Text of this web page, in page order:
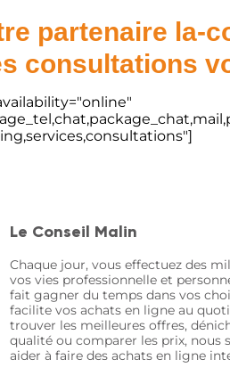
partenaire la-
consultations
Le Conseil Malin
Chaque jour, vous effectuez des
vos vies professionnelle et
fait gagner du temps dans vos
facilite vos achats en ligne au
trouver les meilleures offres,
qualité ou comparer les prix, nous
aider à faire des achats en ligne